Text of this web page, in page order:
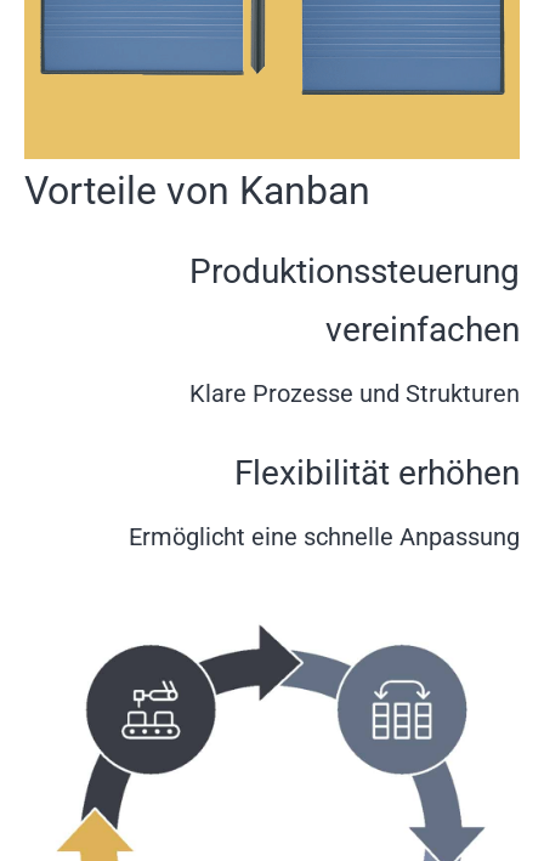
Vorteile von Kanban
Produktionssteuerung
vereinfachen
Klare Prozesse und Strukturen
Flexibilität erhöhen
Ermöglicht eine schnelle Anpassung